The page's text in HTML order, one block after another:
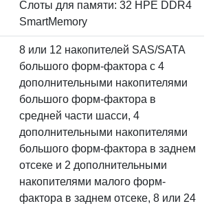
Слоты для памяти: 32 HPE DDR4
SmartMemory
8 или 12 накопителей SAS/SATA
большого форм-фактора с 4
дополнительными накопителями
большого форм-фактора в
средней части шасси, 4
дополнительными накопителями
большого форм-фактора в заднем
отсеке и 2 дополнительными
накопителями малого форм-
фактора в заднем отсеке, 8 или 24